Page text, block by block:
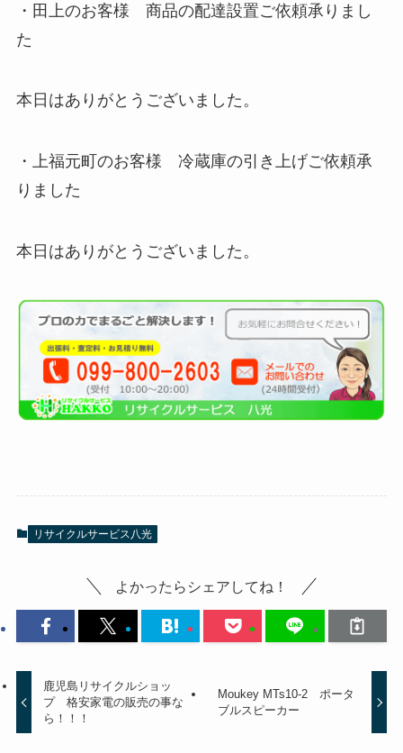
・田上のお客様 商品の配達設置ご依頼承りまし
た
本日はありがとうございました。
・上福元町のお客様 冷蔵庫の引き上げご依頼承
りました
本日はありがとうございました。
リサイクルサービス八光
よかったらシェアしてね！
鹿児島リサイクルショッ
プ 格安家電の販売の事な
ら！！！
Moukey MTs10-2 ポータ
ブルスピーカー